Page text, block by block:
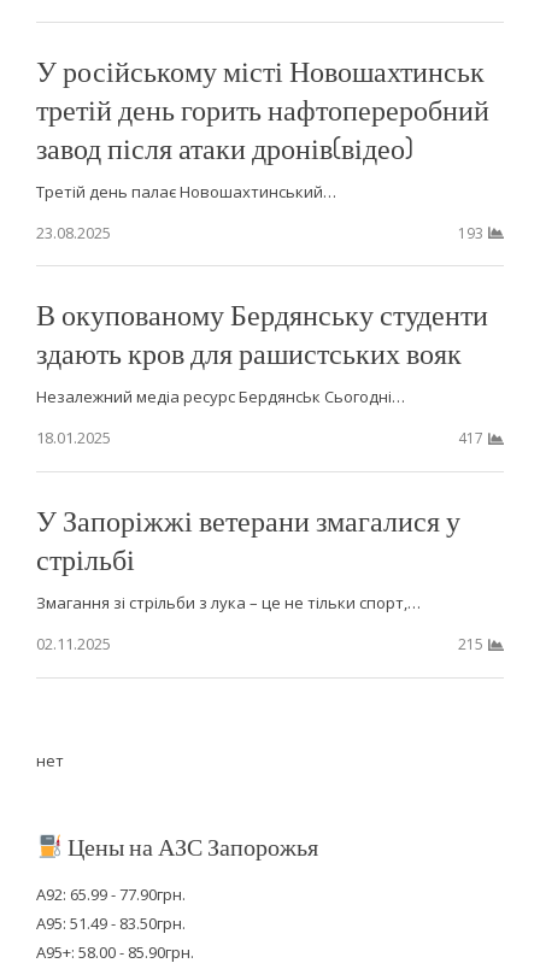
У російському місті Новошахтинськ
третій день горить нафтопереробний
завод після атаки дронів(відео)
Третій день палає Новошахтинський…
23.08.2025
193
В окупованому Бердянську студенти
здають кров для рашистських вояк
Незалежний медіа ресурс БердянсЬк Сьогодні…
18.01.2025
417
У Запоріжжі ветерани змагалися у
стрільбі
Змагання зі стрільби з лука – це не тільки спорт,…
02.11.2025
215
нет
Цены на АЗС Запорожья
А92: 65.99 - 77.90грн.
А95: 51.49 - 83.50грн.
А95+: 58.00 - 85.90грн.